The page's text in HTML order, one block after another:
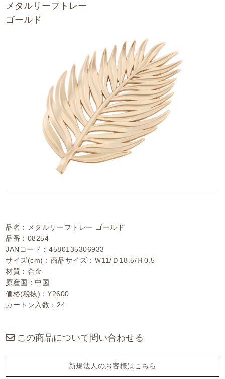
メタルリーフトレー
ゴールド
品名：メタルリーフトレー ゴールド
品番：08254
JANコード：4580135306933
サイズ(cm)：商品サイズ：Ｗ11/Ｄ18.5/Ｈ0.5
材質：合金
原産国：中国
価格(税抜)：¥2600
カートン入数：24
この商品について問い合わせる
新規法人のお客様はこちら